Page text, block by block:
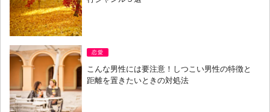
恋愛
こんな男性には要注意！しつこい男性の特徴と
距離を置きたいときの対処法